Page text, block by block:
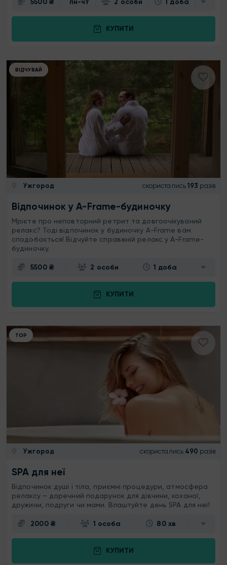
КУПИТИ
ВІДЧУВАЙ
Ужгород скористались 193 разів
Відпочинок у A-Frame-будиночку
Мрієте про неповторний ретрит та довгоочікуваний
релакс? Тоді відпочинок у будиночку A-Frame вам
сподобається! Відчуйте справжній релакс у A-Frame-
будиночку.
5500 ₴ 2 особи 1 доба
КУПИТИ
ТОР
Ужгород скористались 490 разів
SPA для неї
Відпочинок душі і тіла, приємні процедури, атмосфера
релаксу – доречний подарунок для дівчини, коханої,
дружини, подруги чи мами. Влаштуйте день SPA для неї!
2000 ₴ 1 особа 80 хв
КУПИТИ